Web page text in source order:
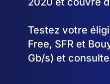
Testez votre
Free, SFR et
Gb/s) et